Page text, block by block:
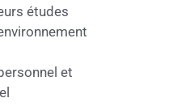
études
et